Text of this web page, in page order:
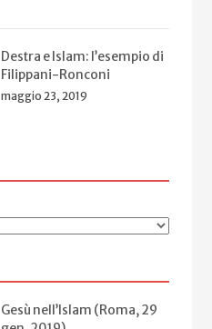
Destra e Islam: l’esempio di
Filippani-Ronconi
maggio 23, 2019
Gesù nell’Islam (Roma, 29